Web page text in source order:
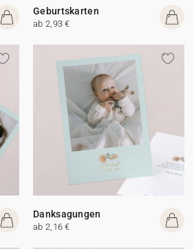
Geburtskarten
ab 2,93 €
Danksagungen
ab 2,16 €